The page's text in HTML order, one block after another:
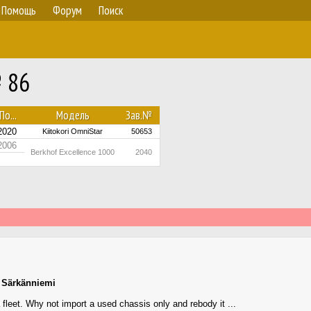
Помощь Форум Поиск
По... Модель Зав.№
Kiitokori OmniStar 50653
Berkhof Excellence 1000
2040
Särkänniemi
Why not import a used chassis only and rebody it ...